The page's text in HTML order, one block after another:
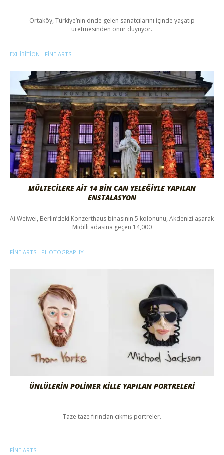
Ortaköy, Türkiye’nin önde gelen sanatçılarını içinde yaşatıp
üretmesinden onur duyuyor.
EXHIBITION FINE ARTS
MÜLTECİLERE AİT 14 BİN CAN YELEĞİYLE YAPILAN
ENSTALASYON
Ai Weiwei, Berlin’deki Konzerthaus binasının 5 kolonunu, Akdenizi aşarak
Midilli adasına geçen 14,000
FINE ARTS PHOTOGRAPHY
ÜNLÜLERİN POLİMER KİLLE YAPILAN PORTRELERİ
Taze taze fırından çıkmış portreler.
FINE ARTS